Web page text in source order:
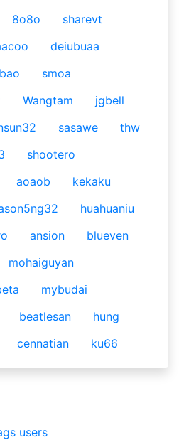
8o8o
sharevt
deiubuaa
smoa
Wangtam
jgbell
sasawe
thw
shootero
aoaob
kekaku
huahuaniu
ansion
blueven
mohaiguyan
mybudai
beatlesan
hung
cennatian ku66
users